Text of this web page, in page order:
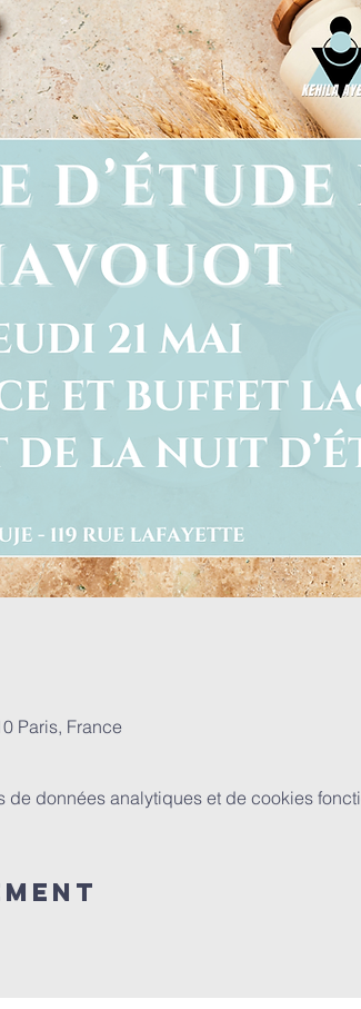
Paris, France
données analytiques et de cookies